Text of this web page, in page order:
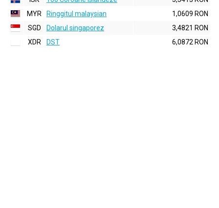
MYR
Ringgitul malaysian
1,0609 RON
SGD
Dolarul singaporez
3,4821 RON
XDR
DST 6,0872 RON